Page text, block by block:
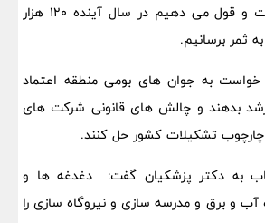
۲۰ درصد افزایش یافت و قول می دهیم در سال آینده ۱۲۰ هزار
ثمر برسانیم.
به جوان های بومی منطقه اعتماد
رشد بدهند و چالش های قانونی شرکت های
تشکیلات کشور حل کنند.
به دکتر پزشکیان گفت: دغدغه ها و
و برق و مدرسه سازی و نیروگاه سازی را